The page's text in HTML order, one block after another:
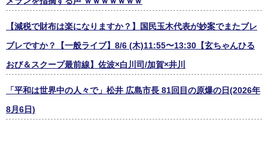
【減税で財布は楽になりますか？】国民玉木代表が妙案でまたブレ
ブレですか？【一般ライブ】8/6 (木)11:55〜13:30【玄ちゃんひる
おび＆スクープ最前線】佐波×白川司/加賀×井川
「平和は世界中の人々で」松井 広島市長 81回目の原爆の日(2026年
8月6日)